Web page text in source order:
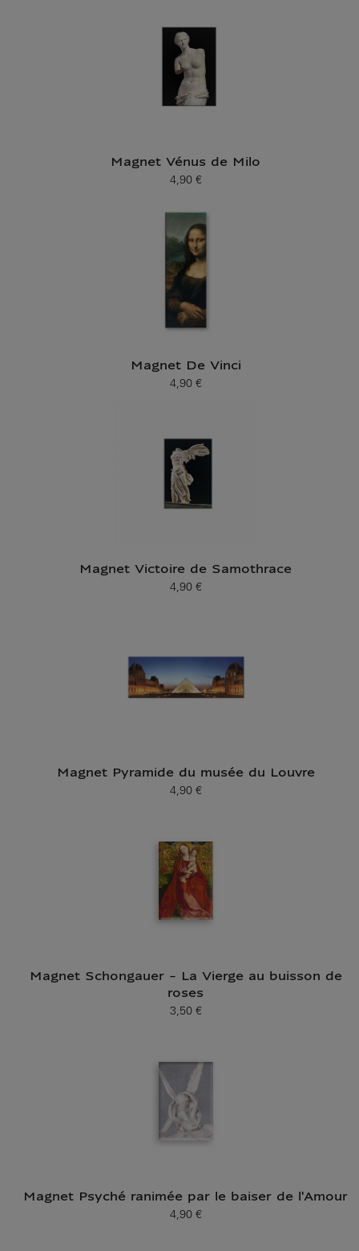
Magnet Vénus de Milo
Prix ​​actuel
4,90 €
Magnet De Vinci
Prix ​​actuel
4,90 €
Magnet Victoire de Samothrace
Prix ​​actuel
4,90 €
Magnet Pyramide du musée du Louvre
Prix ​​actuel
4,90 €
Magnet Schongauer - La Vierge au buisson de
roses
Prix ​​actuel
3,50 €
Magnet Psyché ranimée par le baiser de l'Amour
Prix ​​actuel
4,90 €